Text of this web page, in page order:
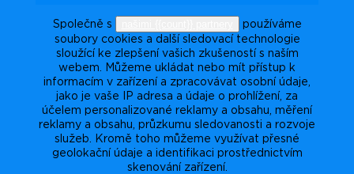
Společně s
používáme
soubory cookies a další sledovací technologie
sloužící ke zlepšení vašich zkušeností s naším
webem. Můžeme ukládat nebo mít přístup k
informacím v zařízení a zpracovávat osobní údaje,
jako je vaše IP adresa a údaje o prohlížení, za
účelem personalizované reklamy a obsahu, měření
reklamy a obsahu, průzkumu sledovanosti a rozvoje
služeb. Kromě toho můžeme využívat přesné
geolokační údaje a identifikaci prostřednictvím
skenování zařízení.